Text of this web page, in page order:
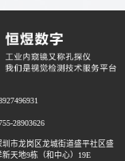
28903626
圳市龙岗区龙城街道盛平社区盛
新天地9栋（和中心）19E